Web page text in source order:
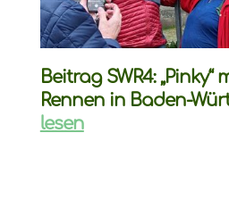
Beitrag SWR4:
Rennen in Baden-
lesen